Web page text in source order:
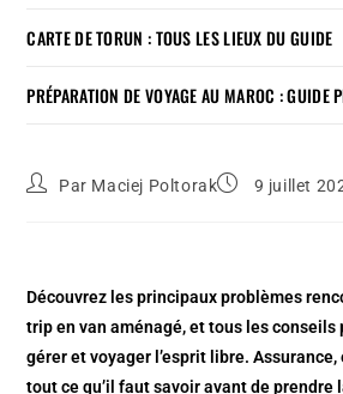
CARTE DE TORUN : TOUS LES LIEUX DU GUIDE
PRÉPARATION DE VOYAGE AU MAROC : GUIDE
Par Maciej Poltorak 9 juillet
Découvrez les principaux problèmes
trip en van aménagé, et tous les conseils
gérer et voyager l’esprit libre.
tout ce qu’il faut savoir avant de prendre